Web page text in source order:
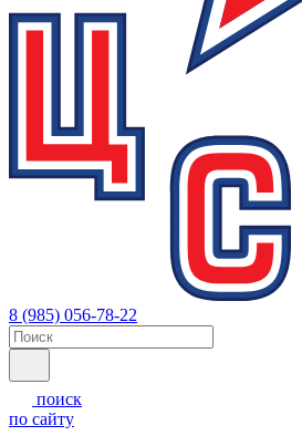
8 (985) 056-78-22
поиск
по сайту